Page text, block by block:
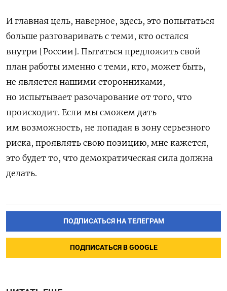
И главная цель, наверное, здесь, это попытаться
больше разговаривать с теми, кто остался
внутри [России]. Пытаться предложить свой
план работы именно с теми, кто, может быть,
не является нашими сторонниками,
но испытывает разочарование от того, что
происходит. Если мы сможем дать
им возможность, не попадая в зону серьезного
риска, проявлять свою позицию, мне кажется,
это будет то, что демократическая сила должна
делать.
ПОДПИСАТЬСЯ НА ТЕЛЕГРАМ
ПОДПИСАТЬСЯ В GOOGLE